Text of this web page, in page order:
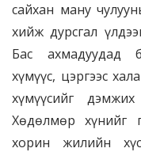
сайхан ману
хийж дурсгал
Бас ахмадуудад
хүмүүс, цэргээс
хүмүүсийг
Хөдөлмөр хүнийг
хорин жилийн